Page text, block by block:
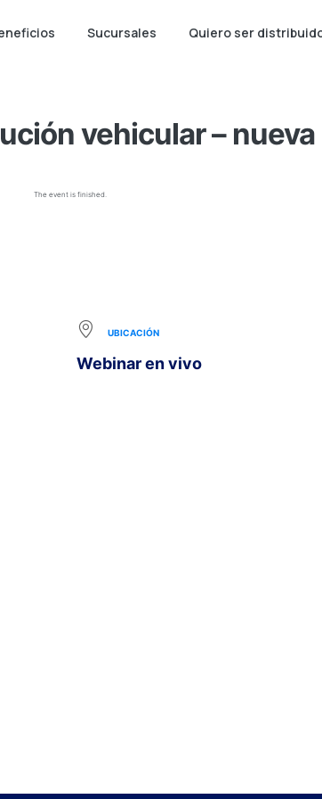
Sucursales Quiero ser
vehicular –
The event is finished.
UBICACIÓN
Webinar en vivo